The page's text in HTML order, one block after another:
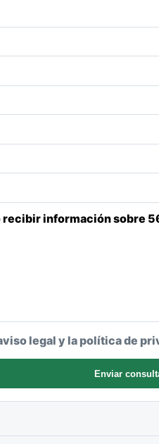
legal y la política de
Enviar